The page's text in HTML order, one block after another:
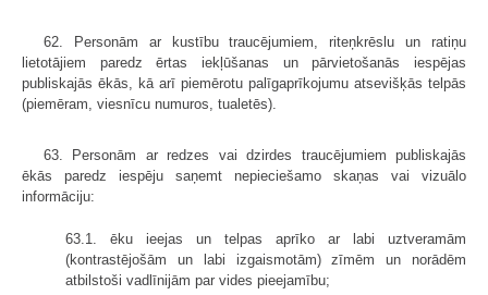
62. Personām ar kustību traucējumiem, riteņkrēslu un ratiņu
lietotājiem paredz ērtas iekļūšanas un pārvietošanās iespējas
publiskajās ēkās, kā arī piemērotu palīg­aprīkojumu atsevišķās telpās
(piemēram, viesnīcu numuros, tualetēs).
63. Personām ar redzes vai dzirdes traucējumiem publiskajās
ēkās paredz iespēju saņemt nepieciešamo skaņas vai vizuālo
informāciju:
63.1. ēku ieejas un telpas aprīko ar labi uztveramām
(kontrastējošām un labi izgaismotām) zīmēm un norādēm
atbilstoši vadlīnijām par vides pieejamību;